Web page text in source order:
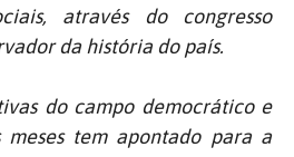
através do congresso
da história do país.
do campo democrático e
meses tem apontado para a